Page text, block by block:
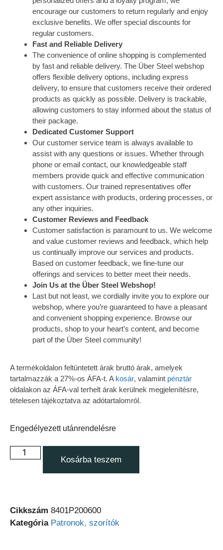
encourage our customers to return regularly and enjoy
exclusive benefits. We offer special discounts for
regular customers.
Fast and Reliable Delivery
The convenience of online shopping is complemented
by fast and reliable delivery. The Über Steel webshop
offers flexible delivery options, including express
delivery, to ensure that customers receive their ordered
products as quickly as possible. Delivery is trackable,
allowing customers to stay informed about the status of
their package.
Dedicated Customer Support
Our customer service team is always available to
assist with any questions or issues. Whether through
phone or email contact, our knowledgeable staff
members provide quick and effective communication
with customers. Our trained representatives offer
expert assistance with products, ordering processes, or
any other inquiries.
Customer Reviews and Feedback
Customer satisfaction is paramount to us. We welcome
and value customer reviews and feedback, which help
us continually improve our services and products.
Based on customer feedback, we fine-tune our
offerings and services to better meet their needs.
Join Us at the Über Steel Webshop!
Last but not least, we cordially invite you to explore our
webshop, where you’re guaranteed to have a pleasant
and convenient shopping experience. Browse our
products, shop to your heart’s content, and become
part of the Über Steel community!
A termékoldalon feltüntetett árak bruttó árak, amelyek
tartalmazzák a 27%-os ÁFA-t. A kosár, valamint pénztár
oldalakon az ÁFA-val terhelt árak kerülnek megjelenítésre,
tételesen tájékoztatva az adótartalomról.
Engedélyezett utánrendelésre
Kosárba teszem
Cikkszám 8401P200600
Kategória Patronok, szorítók